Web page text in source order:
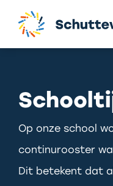
Op onze school
continurooster
Dit betekent dat